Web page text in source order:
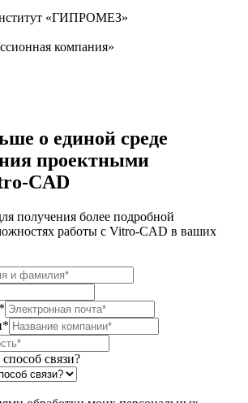
«ГИПРОМЕЗ»
компания»
о единой среде
проектными
CAD
получения более подробной
работы с Vitro-CAD в ваших
связи?